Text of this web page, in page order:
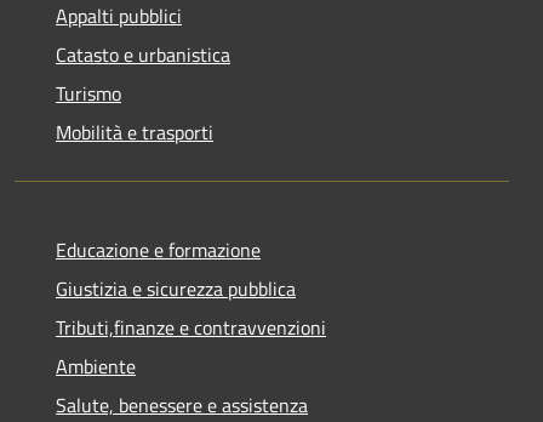
Appalti pubblici
Catasto e urbanistica
Turismo
Mobilità e trasporti
Educazione e formazione
Giustizia e sicurezza pubblica
Tributi,finanze e contravvenzioni
Ambiente
Salute, benessere e assistenza